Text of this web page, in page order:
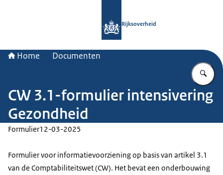
Rijksoverheid
Home Documenten
CW 3.1-formulier intensivering
Gezondheid
Formulier12-03-2025
Formulier voor informatievoorziening op basis van artikel 3.1
van de Comptabiliteitswet (CW). Het bevat een onderbouwing